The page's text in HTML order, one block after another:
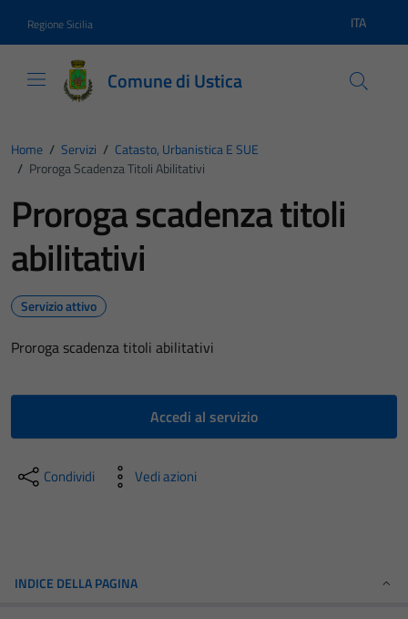
Regione Sicilia Lingua
ITA
Comune di Ustica
Home / Servizi / Catasto, Urbanistica E SUE
/ Proroga Scadenza Titoli Abilitativi
Proroga scadenza titoli
abilitativi
Servizio attivo
Proroga scadenza titoli abilitativi
Accedi al servizio
Condividi Vedi azioni
INDICE DELLA PAGINA